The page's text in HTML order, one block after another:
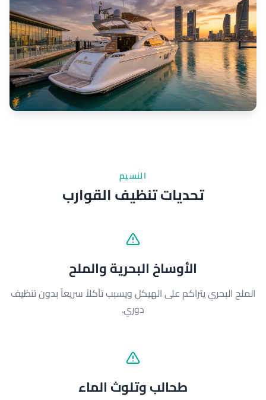
النسيم
تحديات تنظيف القوارب
الأوساخ البحرية والملح
الملح البحري يتراكم على الهيكل ويسبب تآكلاً سريعاً بدون تنظيف
دوري.
طحالب وتلوث الماء